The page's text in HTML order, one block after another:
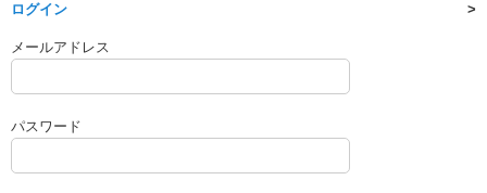
ログイン
メールアドレス
パスワード